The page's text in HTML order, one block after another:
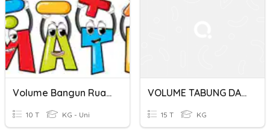
Volume Bangun Ruang
10 T KG - Uni
VOLUME TABUNG DAN KERUCUT
15 T KG